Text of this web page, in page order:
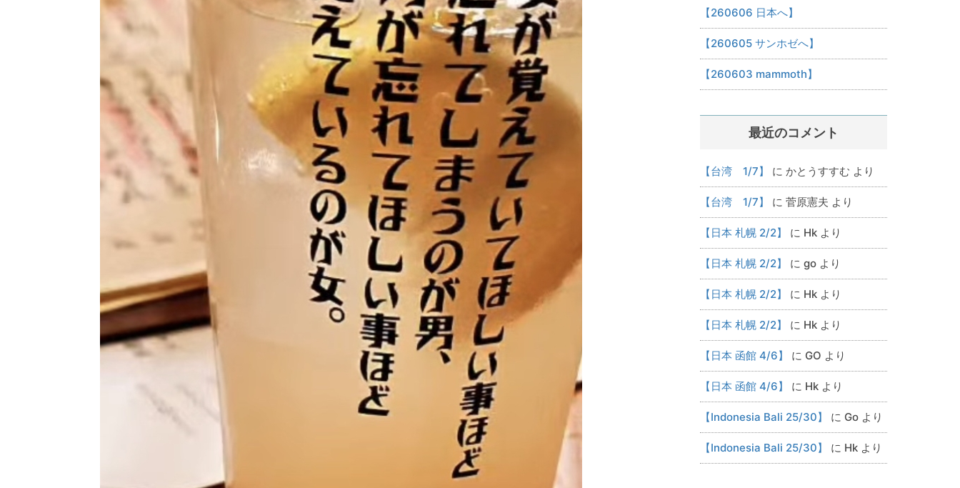
【260606 日本へ】
【260605 サンホゼへ】
【260603 mammoth】
最近のコメント
【台湾 1/7】 に かとうすすむ より
【台湾 1/7】 に 菅原憲夫 より
【日本 札幌 2/2】 に Hkより
【日本 札幌 2/2】 に goより
【日本 札幌 2/2】 に Hkより
【日本 札幌 2/2】 に Hkより
【日本 函館 4/6】 に GO より
【日本 函館 4/6】 に Hkより
【Indonesia Bali 25/30】 に Goより
【Indonesia Bali 25/30】 に Hkより